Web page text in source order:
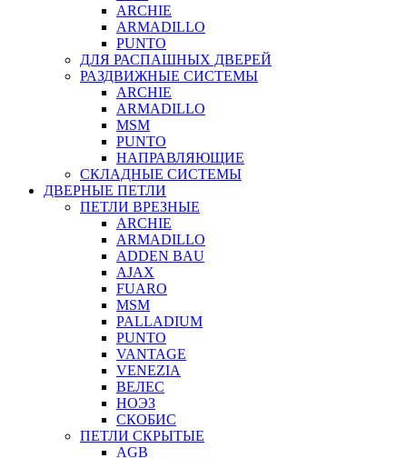
ARCHIE
ARMADILLO
PUNTO
ДЛЯ РАСПАШНЫХ ДВЕРЕЙ
РАЗДВИЖНЫЕ СИСТЕМЫ
ARCHIE
ARMADILLO
MSM
PUNTO
НАПРАВЛЯЮЩИЕ
СКЛАДНЫЕ СИСТЕМЫ
ДВЕРНЫЕ ПЕТЛИ
ПЕТЛИ ВРЕЗНЫЕ
ARCHIE
ARMADILLO
ADDEN BAU
AJAX
FUARO
MSM
PALLADIUM
PUNTO
VANTAGE
VENEZIA
ВЕЛЕС
НОЭЗ
СКОБИС
ПЕТЛИ СКРЫТЫЕ
AGB